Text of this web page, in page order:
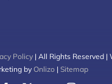
Policy | All Rights Reserved |
by Onlizo | Sitemap